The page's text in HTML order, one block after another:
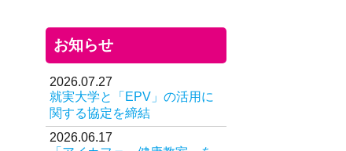
健康教室
お役立ちツール
オリジナル商品
医薬品の特定販売
インターンシップ(栄養学
お知らせ
2026.07.27
就実大学と「EPV」の活用に
関する協定を締結
2026.06.17